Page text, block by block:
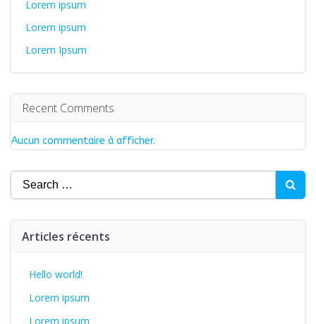
Lorem ipsum
Lorem ipsum
Lorem Ipsum
Recent Comments
Aucun commentaire à afficher.
Search
Articles récents
Hello world!
Lorem ipsum
Lorem ipsum